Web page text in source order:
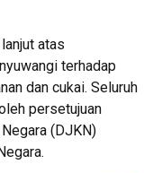
atas
terhadap
dan cukai. Seluruh
persetujuan
(DJKN)